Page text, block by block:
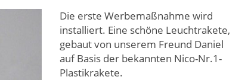
Die erste Werbemaßnahme wird
installiert. Eine schöne Leuchtrakete,
gebaut von unserem Freund Daniel
auf Basis der bekannten Nico-Nr.1-
Plastikrakete.